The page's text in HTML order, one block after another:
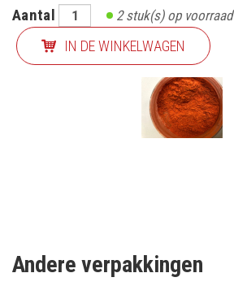
Aantal 2stuk(s) op voorraad
IN DE WINKELWAGEN
Andere verpakkingen